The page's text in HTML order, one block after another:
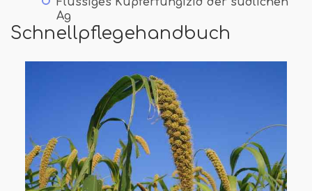
Ag
Schnellpflegehandbuch